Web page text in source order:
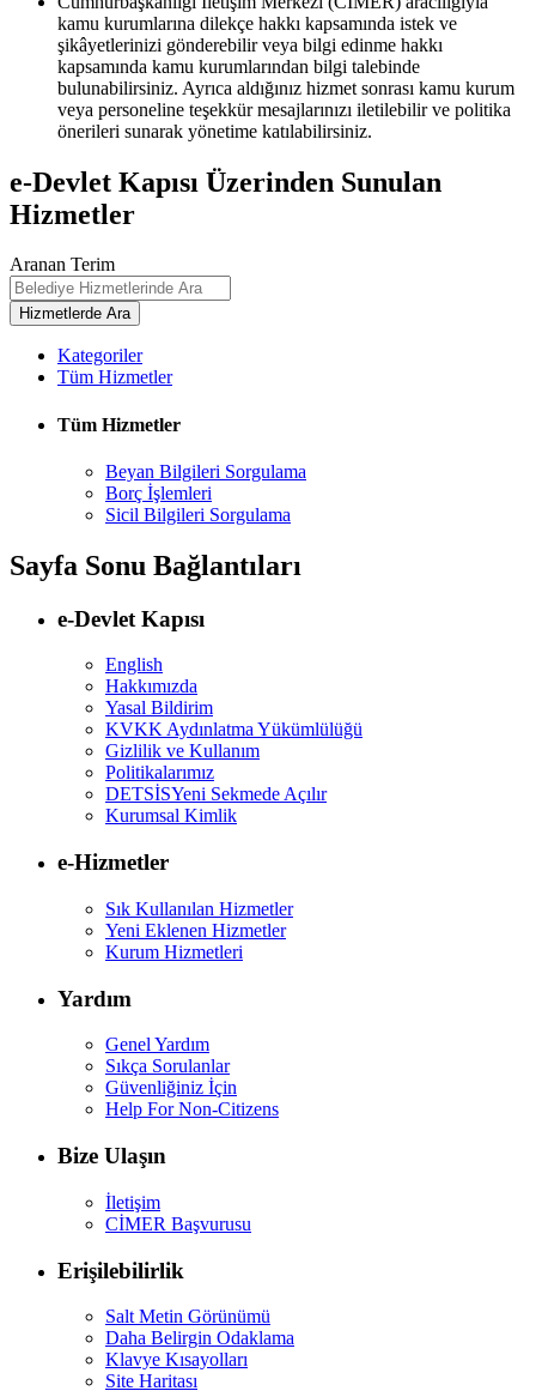
kamu kurumlarına dilekçe hakkı kapsamında istek ve
şikâyetlerinizi gönderebilir veya bilgi edinme hakkı
kapsamında kamu kurumlarından bilgi talebinde
bulunabilirsiniz. Ayrıca aldığınız hizmet sonrası kamu kurum
veya personeline teşekkür mesajlarınızı iletilebilir ve politika
önerileri sunarak yönetime katılabilirsiniz.
e-Devlet Kapısı Üzerinden Sunulan
Hizmetler
Aranan Terim
Kategoriler
Tüm Hizmetler
Tüm Hizmetler
Beyan Bilgileri Sorgulama
Borç İşlemleri
Sicil Bilgileri Sorgulama
Sayfa Sonu Bağlantıları
e-Devlet Kapısı
English
Hakkımızda
Yasal Bildirim
KVKK Aydınlatma Yükümlülüğü
Gizlilik ve Kullanım
Politikalarımız
DETSİSYeni Sekmede Açılır
Kurumsal Kimlik
e-Hizmetler
Sık Kullanılan Hizmetler
Yeni Eklenen Hizmetler
Kurum Hizmetleri
Yardım
Genel Yardım
Sıkça Sorulanlar
Güvenliğiniz İçin
Help For Non-Citizens
Bize Ulaşın
İletişim
CİMER Başvurusu
Erişilebilirlik
Salt Metin Görünümü
Daha Belirgin Odaklama
Klavye Kısayolları
Site Haritası